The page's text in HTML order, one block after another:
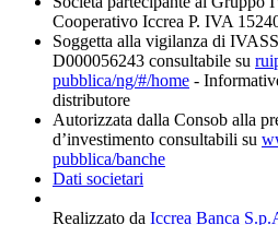
Cooperativo Iccrea P. IVA
Soggetta alla vigilanza di
D000056243 consultabile su
pubblica/ng/#/home -
distributore
Autorizzata dalla Consob alla
d’investimento consultabili su
pubblica/banche
Dati societari
Realizzato da Iccrea Banca